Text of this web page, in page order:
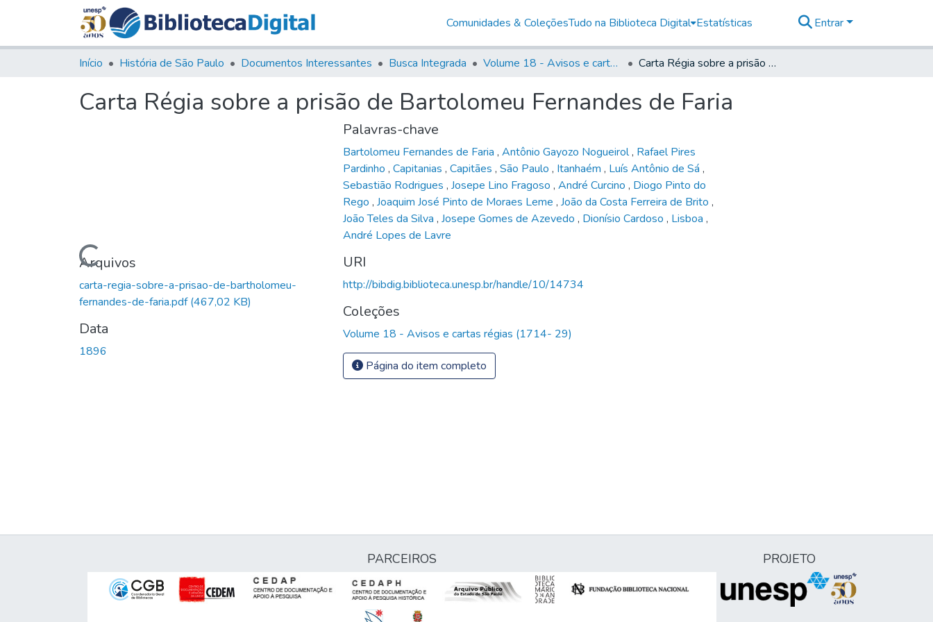
Comunidades & ColeçõesTudo na Biblioteca Digital Estatísticas Entrar
Início História de São Paulo Documentos Interessantes Busca Integrada Volume 18 - Avisos e cartas régias (1714- 29) Carta Régia sobre a prisão de Bartolomeu Fernandes de Faria
Carta Régia sobre a prisão de Bartolomeu Fernandes de Faria
Carregando...
Arquivos
carta-regia-sobre-a-prisao-de-bartholomeu-
fernandes-de-faria.pdf(467,02 KB)
Data
1896
Palavras-chave
Bartolomeu Fernandes de Faria , Antônio Gayozo Nogueirol, Rafael Pires
Pardinho , Capitanias , Capitães , São Paulo , Itanhaém , Luís Antônio de Sá ,
Sebastião Rodrigues , Josepe Lino Fragoso , André Curcino , Diogo Pinto do
Rego , Joaquim José Pinto de Moraes Leme , João da Costa Ferreira de Brito ,
João Teles da Silva , Josepe Gomes de Azevedo , Dionísio Cardoso , Lisboa ,
André Lopes de Lavre
URI
http://bibdig.biblioteca.unesp.br/handle/10/14734
Coleções
Volume 18 - Avisos e cartas régias (1714- 29)
Página do item completo
PARCEIROS PROJETO